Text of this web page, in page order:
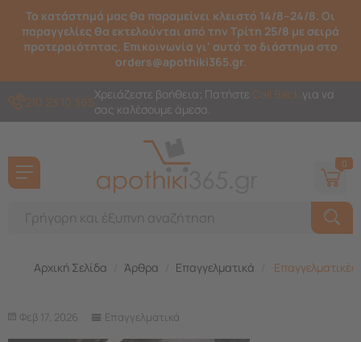
Το κατάστημά μας θα παραμείνει κλειστό 14/8–24/8. Οι
παραγγελίες θα εκτελούνται από την Τρίτη 25/8 με σειρά
προτεραιότητας. Επικοινωνία γι' αυτό το διάστημα στο
orders@apothiki365.gr.
210 23 10 365Χρειάζεστε βοήθεια; Πατήστε Call Back για να
σας καλέσουμε άμεσα.
0
Αρχική Σελίδα Άρθρα Επαγγελματικά
Φεβ 17, 2026 Επαγγελματικά